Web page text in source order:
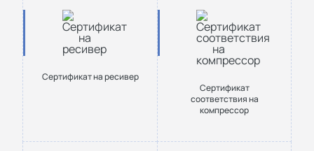
Сертификат на ресивер
Сертификат
соответствия на
компрессор